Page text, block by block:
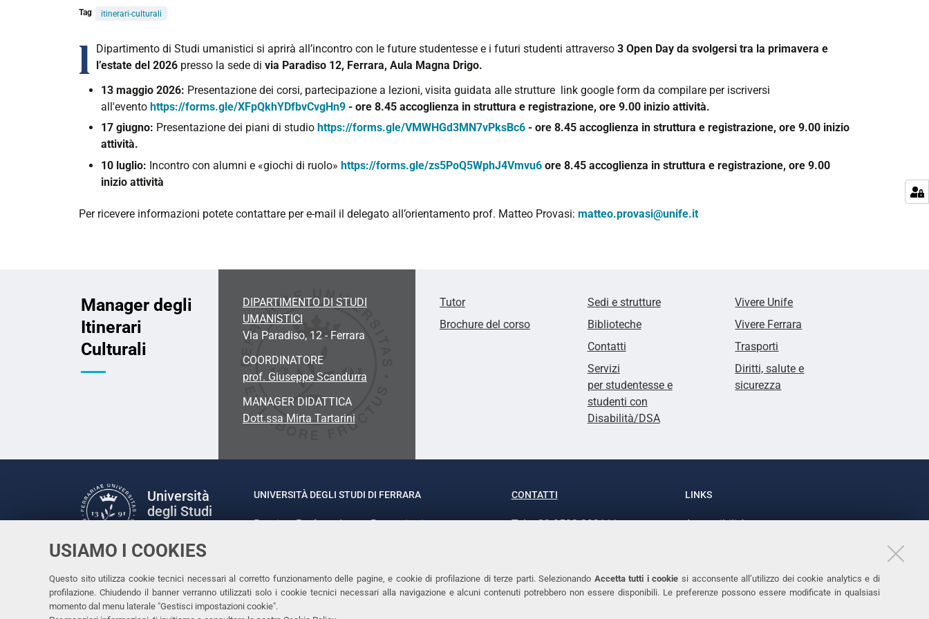
USIAMO I COOKIES
Questo sito utilizza cookie tecnici necessari al corretto funzionamento delle pagine, e cookie di profilazione di terze parti. Selezionando Accetta tutti i cookie si acconsente all’utilizzo dei cookie analytics e di
profilazione. Chiudendo il banner verranno utilizzati solo i cookie tecnici necessari alla navigazione e alcuni contenuti potrebbero non essere disponibili. Le preferenze possono essere modificate in qualsiasi
momento dal menu laterale "Gestisci impostazioni cookie".
Tag itinerari-culturali
l Dipartimento di Studi umanistici si aprirà all’incontro con le future studentesse e i futuri studenti attraverso 3 Open Day da svolgersi tra la primavera e
l’estate del 2026 presso la sede di via Paradiso 12, Ferrara, Aula Magna Drigo.
13 maggio 2026: Presentazione dei corsi, partecipazione a lezioni, visita guidata alle strutture link google form da compilare per iscriversi
all'evento https://forms.gle/XFpQkhYDfbvCvgHn9 - ore 8.45 accoglienza in struttura e registrazione, ore 9.00 inizio attività.
17 giugno: Presentazione dei piani di studio https://forms.gle/VMWHGd3MN7vPksBc6 - ore 8.45 accoglienza in struttura e registrazione, ore 9.00 inizio
attività.
10 luglio: Incontro con alumni e «giochi di ruolo» https://forms.gle/zs5PoQ5WphJ4Vmvu6 ore 8.45 accoglienza in struttura e registrazione, ore 9.00
inizio attività
Per ricevere informazioni potete contattare per e-mail il delegato all’orientamento prof. Matteo Provasi: matteo.provasi@unife.it
Manager degli
Itinerari
Culturali
DIPARTIMENTO DI STUDI
UMANISTICI
Via Paradiso, 12 - Ferrara
COORDINATORE
prof. Giuseppe Scandurra
MANAGER DIDATTICA
Dott.ssa Mirta Tartarini
Tutor
Brochure del corso
Sedi e strutture
Biblioteche
Contatti
Servizi
per studentesse e
studenti con
Disabilità/DSA
Vivere Unife
Vivere Ferrara
Trasporti
Diritti, salute e
sicurezza
Università
degli Studi
Facebook
LinkedinInstagram
Youtube
UNIVERSITÀ DEGLI STUDI DI FERRARA
Rettrice: Prof.ssa Laura Ramaciotti
CONTATTI
Tel. +39 0532 293111
LINKS
Accessibilità
Cookies